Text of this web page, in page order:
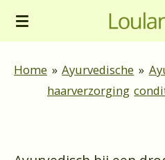
Ga
de
hoofdinhoud
Home » Ayurvedische
haarverzorging
»